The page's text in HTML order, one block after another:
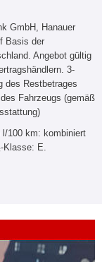
GmbH, Hanauer
Basis der
Angebot gültig
3-
des Restbetrages
Fahrzeugs (gemäß
l/100 km: kombiniert
Klasse: E.